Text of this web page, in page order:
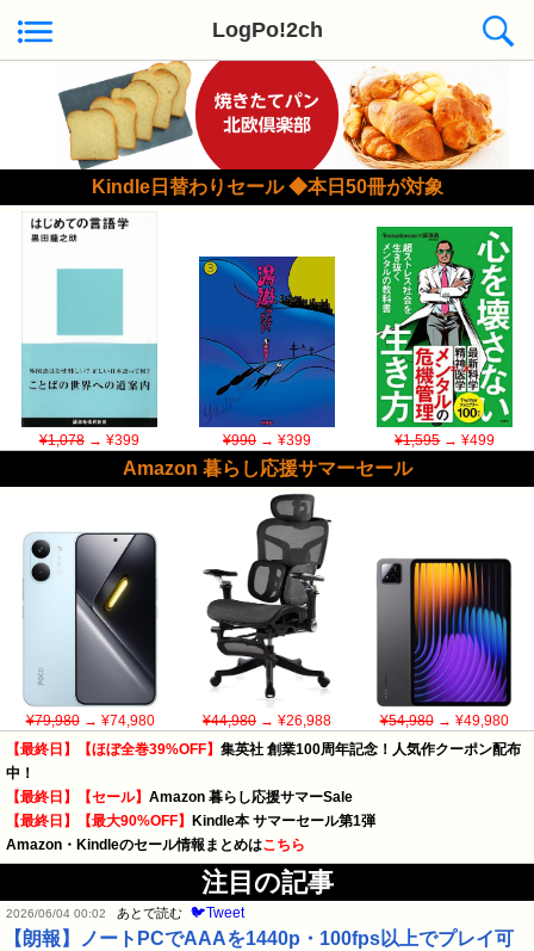
LogPo!2ch
Kindle日替わりセール ◆本日50冊が対象
¥1,078→ ¥399 ¥990→ ¥399 ¥1,595→ ¥499
Amazon 暮らし応援サマーセール
¥79,980→ ¥74,980 ¥44,980 → ¥26,988 ¥54,980→ ¥49,980
【最終日】【ほぼ全巻39%OFF】 集英社 創業100周年記念！人気作クーポン配布
中！
【最終日】【セール】 Amazon 暮らし応援サマーSale
【最終日】【最大90%OFF】 Kindle本 サマーセール第1弾
Amazon・Kindleのセール情報まとめはこちら
注目の記事
2026/06/04 00:02 あとで読む 🐦Tweet
【朗報】ノートPCでAAAを1440p・100fps以上でプレイ可